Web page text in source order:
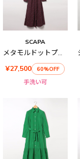
SCAPA
メタモルドットプリントワンピース
¥27,500
60%OFF
手洗い可